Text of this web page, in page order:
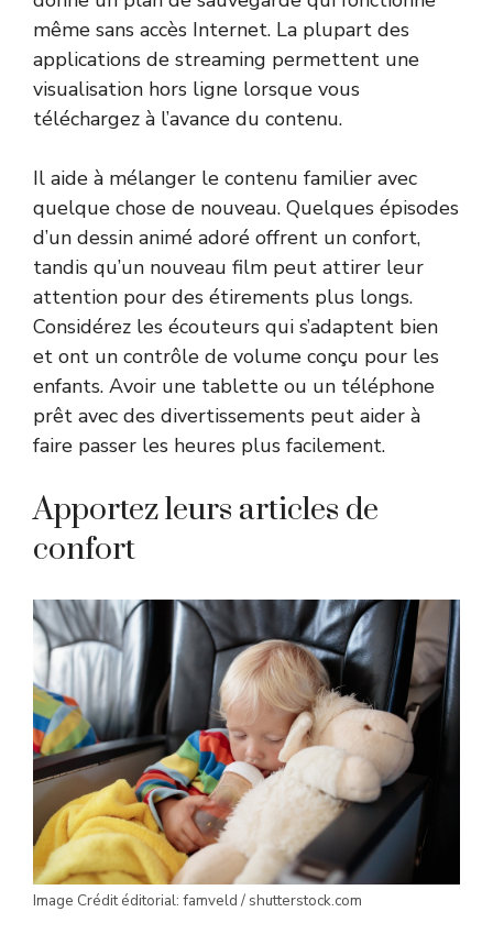
même sans accès Internet. La plupart des
applications de streaming permettent une
visualisation hors ligne lorsque vous
téléchargez à l’avance du contenu.
Il aide à mélanger le contenu familier avec
quelque chose de nouveau. Quelques épisodes
d’un dessin animé adoré offrent un confort,
tandis qu’un nouveau film peut attirer leur
attention pour des étirements plus longs.
Considérez les écouteurs qui s’adaptent bien
et ont un contrôle de volume conçu pour les
enfants. Avoir une tablette ou un téléphone
prêt avec des divertissements peut aider à
faire passer les heures plus facilement.
Apportez leurs articles de
confort
Image Crédit éditorial: famveld / shutterstock.com